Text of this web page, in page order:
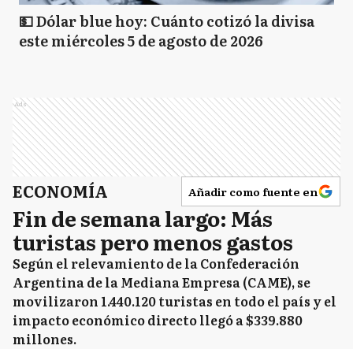
💵 Dólar blue hoy: Cuánto cotizó la divisa
este miércoles 5 de agosto de 2026
Ads
ECONOMÍA Añadir como fuente en
Fin de semana largo: Más
turistas pero menos gastos
Según el relevamiento de la Confederación
Argentina de la Mediana Empresa (CAME), se
movilizaron 1.440.120 turistas en todo el país y el
impacto económico directo llegó a $339.880
millones.